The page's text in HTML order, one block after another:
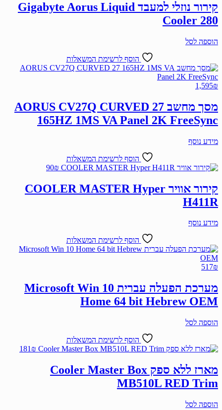
קירור נוזלי למעבד Gigabyte Aorus Liquid
Cooler 280
הוספה לסל
הוסף לרשימת המשאלות
1,595₪
מסך מחשב AORUS CV27Q CURVED 27
165HZ 1MS VA Panel 2K FreeSync
מידע נוסף
הוסף לרשימת המשאלות
90₪
קירור אוויר COOLER MASTER Hyper
H411R
מידע נוסף
הוסף לרשימת המשאלות
517₪
מערכת הפעלה עברית Microsoft Win 10
Home 64 bit Hebrew OEM
הוספה לסל
הוסף לרשימת המשאלות
181 ₪
מארז ללא ספק Cooler Master Box
MB510L RED Trim
הוספה לסל